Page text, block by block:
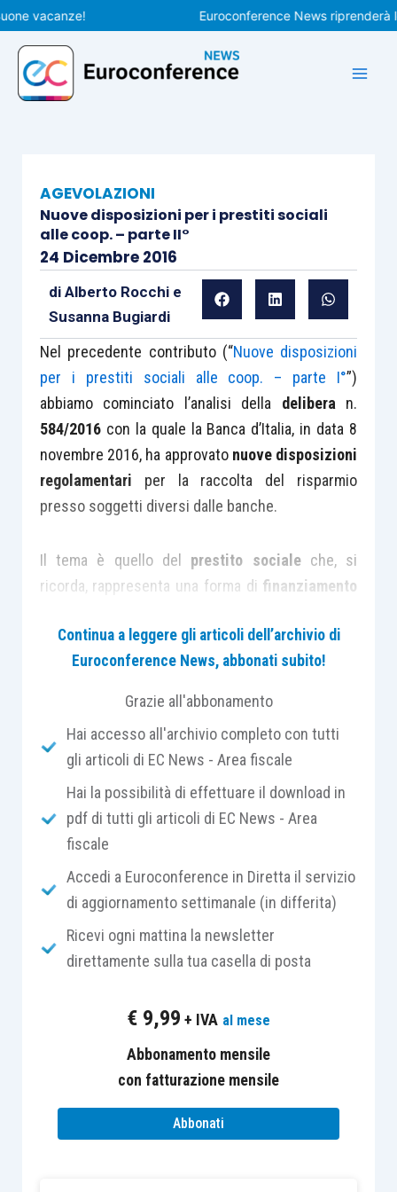
Vai
al
contenuto
Euroconference News riprenderà le
AGEVOLAZIONI
Nuove disposizioni per i prestiti sociali
alle coop. – parte II°
24 Dicembre 2016
di Alberto Rocchie
Susanna Bugiardi
Nel precedente contributo (“Nuove disposizioni
per i prestiti sociali alle coop. – parte I°”)
abbiamo cominciato l’analisi della delibera n.
584/2016con la quale la Banca d’Italia, in data 8
novembre 2016, ha approvato nuove disposizioni
regolamentari per la raccolta del risparmio
presso soggetti diversi dalle banche.
Il tema è quello del prestito socialeche, si
ricorda, rappresenta una forma di finanziamento
consorzi.
Attraverso il prestito sociale i soci,
capitali rimborsabili, solitamente a medio e lungo
termine, a fronte della corresponsione di
interessi.
Nel presente intervento si svolgono ulteriori
considerazioni suglispunti di interesseche
offre la lettura del provvedimento.
Al riguardo non può che osservarsi che
essere dei prestiti sociali di adeguarsi
recate dal paragrafo 3 della Sezione V (requisiti
soci destinatari, limite patrimoniale e raccolta del
risparmio “a vista”): andrà fatta una modifica dei
in vigore, adottata anche con
Continua a leggere gli articoli dell’archivio di
Euroconference News, abbonati subito!
Grazie all'abbonamento
Hai accesso all'archivio completo con tutti
gli articoli di EC News - Area fiscale
Hai la possibilità di effettuare il download in
pdf di tutti gli articoli di EC News - Area
fiscale
Accedi a Euroconference in Diretta il servizio
di aggiornamento settimanale (in differita)
Ricevi ogni mattina la newsletter
direttamente sulla tua casella di posta
€ 9,99 + IVA al mese
Abbonamento mensile
con fatturazione mensile
Abbonati